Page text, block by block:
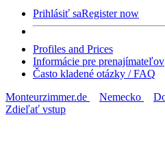
Prihlásiť saRegister now
Profiles and Prices
Informácie pre prenajímateľov
Často kladené otázky / FAQ
Monteurzimmer.de
Nemecko
Zdieľať vstup